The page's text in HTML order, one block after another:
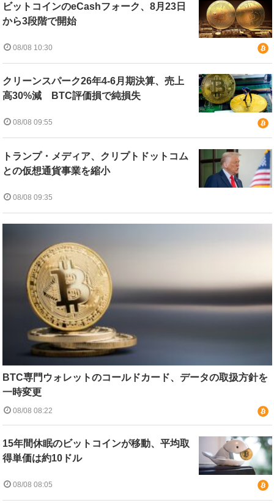
ビットコインのeCashフォーク、8月23日
から3段階で開始
08/08 10:30
クリーンスパーク26年4-6月期決算、売上
高30%減 BTC評価損で純損失
08/08 09:55
トランプ・メディア、クリプトドットコム
との仮想通貨事業を縮小
08/08 09:35
BTC専門ウォレットのコールドカード、データの取扱方針を
一時変更
08/08 08:22
15年間休眠のビットコインが移動、平均取
得単価は約10ドル
08/08 08:05